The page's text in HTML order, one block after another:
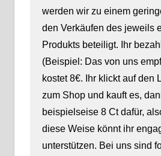
werden wir zu einem
den Verkäufen des jeweils
Produkts beteiligt. Ihr
(Beispiel: Das von uns
kostet 8€. Ihr klickt auf den
zum Shop und kauft es,
beispielseise 8 Ct dafür,
diese Weise könnt ihr
unterstützen. Bei uns sind